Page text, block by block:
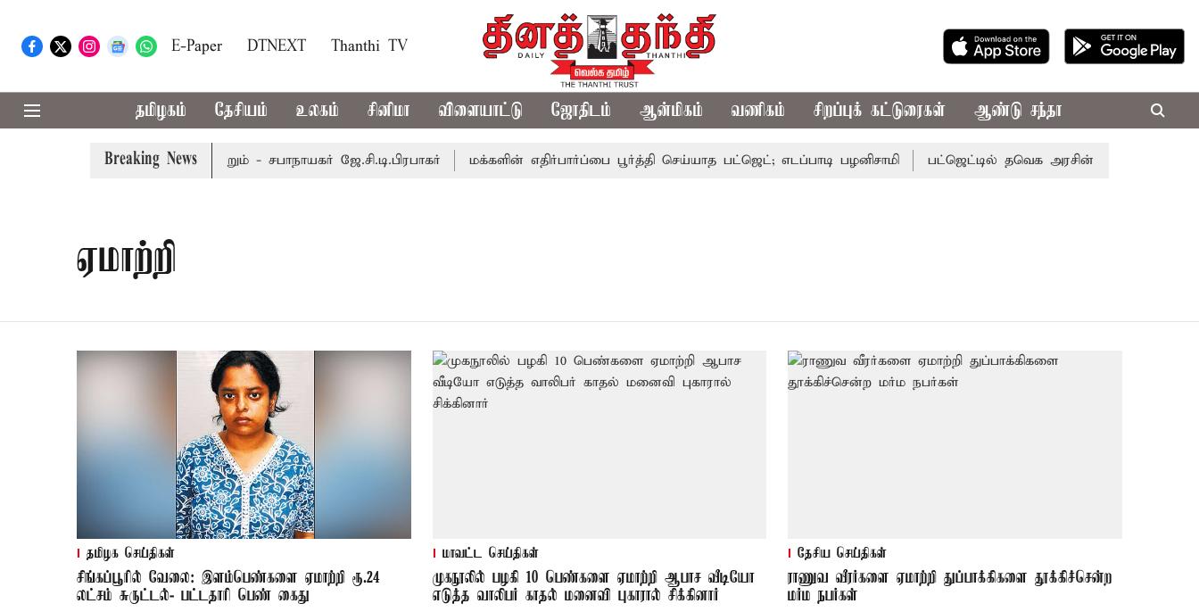
E-Paper DTNEXT Thanthi TV
தமிழகம் தேசியம் உலகம் சினிமா விளையாட்டு ஜோதிடம் ஆன்மிகம் வணிகம் சிறப்புக் கட்டுரைகள் ஆண்டு சந்தா
Breaking News
8-ந் தேதி வரை நடைபெறும் - சபாநாயகர் ஜே.சி.டி.பிரபாகர் மக்களின் எதிர்பார்ப்பை பூர்த்தி செய்யாத பட்ஜெட்; எடப்பாடி பழனிசாமி பட்ஜெட்டில் தவெக அரசின் வாக்குறுதிகள்
ஏமாற்றி
தமிழக செய்திகள்
சிங்கப்பூரில் வேலை: இளம்பெண்களை ஏமாற்றி ரூ.24
லட்சம் சுருட்டல்- பட்டதாரி பெண் கைது
மாவட்ட செய்திகள்
முகநூலில் பழகி 10 பெண்களை ஏமாற்றி ஆபாச வீடியோ
எடுத்த வாலிபர் காதல் மனைவி புகாரால் சிக்கினார்
தேசிய செய்திகள்
ராணுவ வீரர்களை ஏமாற்றி துப்பாக்கிகளை தூக்கிச்சென்ற
மர்ம நபர்கள்